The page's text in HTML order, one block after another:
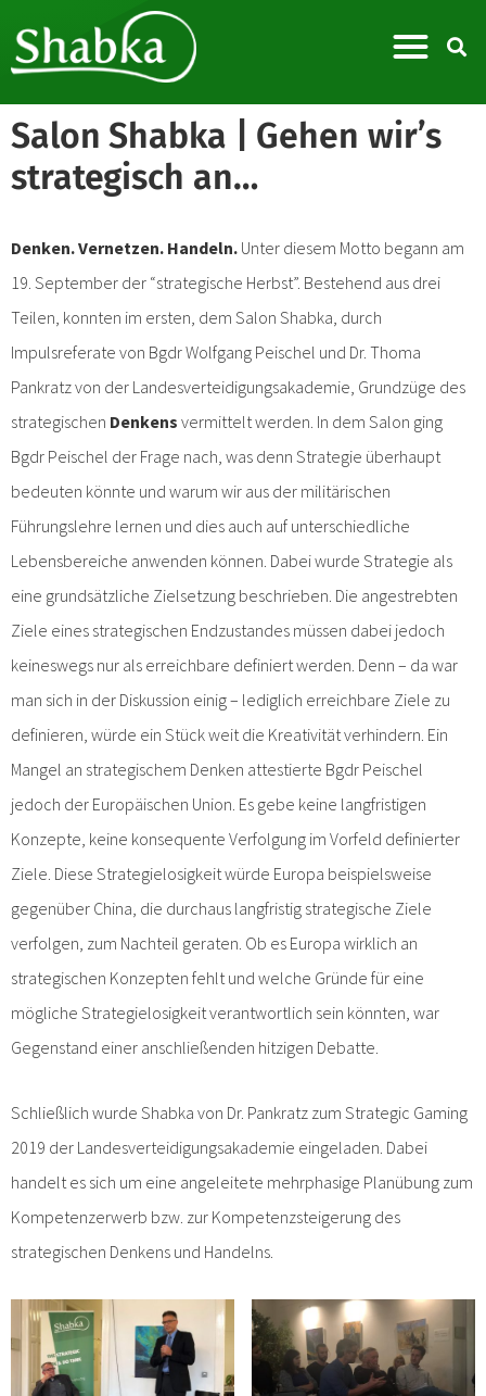
Salon Shabka | Gehen wir’s
strategisch an…
Denken. Vernetzen. Handeln. Unter diesem Motto begann am
19. September der “strategische Herbst”. Bestehend aus drei
Teilen, konnten im ersten, dem Salon Shabka, durch
Impulsreferate von Bgdr Wolfgang Peischel und Dr. Thoma
Pankratz von der Landesverteidigungsakademie, Grundzüge des
strategischen Denkens vermittelt werden. In dem Salon ging
Bgdr Peischel der Frage nach, was denn Strategie überhaupt
bedeuten könnte und warum wir aus der militärischen
Führungslehre lernen und dies auch auf unterschiedliche
Lebensbereiche anwenden können. Dabei wurde Strategie als
eine grundsätzliche Zielsetzung beschrieben. Die angestrebten
Ziele eines strategischen Endzustandes müssen dabei jedoch
keineswegs nur als erreichbare definiert werden. Denn – da war
man sich in der Diskussion einig – lediglich erreichbare Ziele zu
definieren, würde ein Stück weit die Kreativität verhindern. Ein
Mangel an strategischem Denken attestierte Bgdr Peischel
jedoch der Europäischen Union. Es gebe keine langfristigen
Konzepte, keine konsequente Verfolgung im Vorfeld definierter
Ziele. Diese Strategielosigkeit würde Europa beispielsweise
gegenüber China, die durchaus langfristig strategische Ziele
verfolgen, zum Nachteil geraten. Ob es Europa wirklich an
strategischen Konzepten fehlt und welche Gründe für eine
mögliche Strategielosigkeit verantwortlich sein könnten, war
Gegenstand einer anschließenden hitzigen Debatte.
Schließlich wurde Shabka von Dr. Pankratz zum Strategic Gaming
2019 der Landesverteidigungsakademie eingeladen. Dabei
handelt es sich um eine angeleitete mehrphasige Planübung zum
Kompetenzerwerb bzw. zur Kompetenzsteigerung des
strategischen Denkens und Handelns.